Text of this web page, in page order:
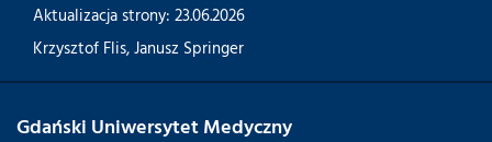
Aktualizacja strony: 23.06.2026
Krzysztof Flis,Janusz Springer
Gdański Uniwersytet Medyczny